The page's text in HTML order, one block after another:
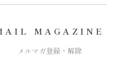
MAGAZINE
メルマガ登録・解除